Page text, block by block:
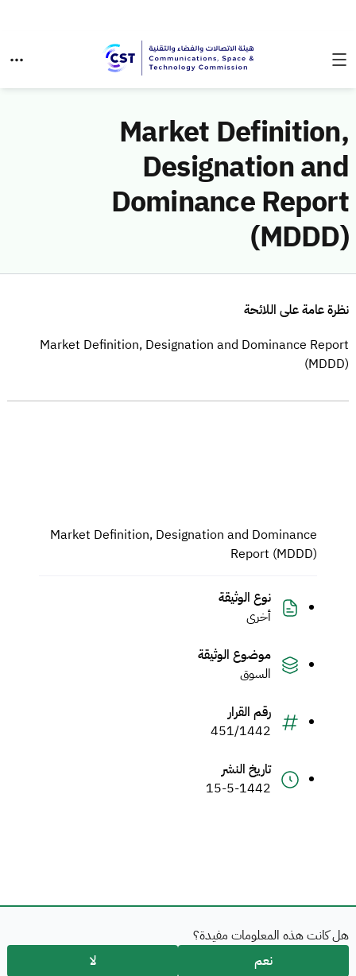
Market Definition,
Designation and
Dominance Report
(MDDD)
نظرة عامة على اللائحة
Market Definition, Designation and Dominance Report
(MDDD)
Market Definition, Designation and Dominance
Report (MDDD)
نوع الوثيقة
أخرى
موضوع الوثيقة
السوق
رقم القرار
451/1442
تاريخ النشر
15-5-1442
هل كانت هذه المعلومات مفيدة؟
نعم
لا